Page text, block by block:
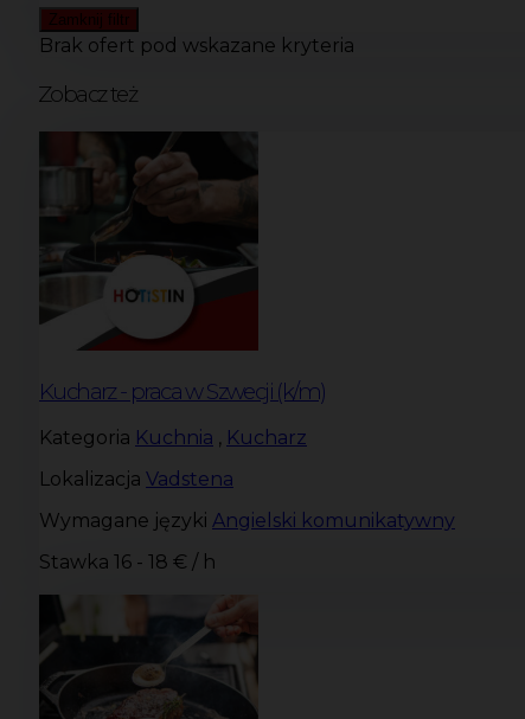
Zamknij filtr
Brak ofert pod wskazane kryteria
Zobacz też
Kucharz - praca w Szwecji (k/m)
Kategoria Kuchnia , Kucharz
Lokalizacja Vadstena
Wymagane języki Angielski komunikatywny
Stawka 16 - 18 € / h